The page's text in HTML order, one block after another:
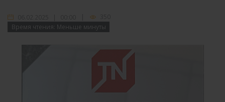
Время чтения: Меньше минуты